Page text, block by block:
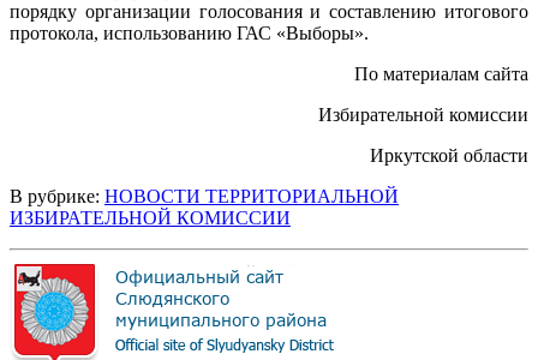
порядку организации голосования и составлению итогового
протокола, использованию ГАС «Выборы».
По материалам сайта
Избирательной комиссии
Иркутской области
В рубрике: НОВОСТИ ТЕРРИТОРИАЛЬНОЙ
ИЗБИРАТЕЛЬНОЙ КОМИССИИ